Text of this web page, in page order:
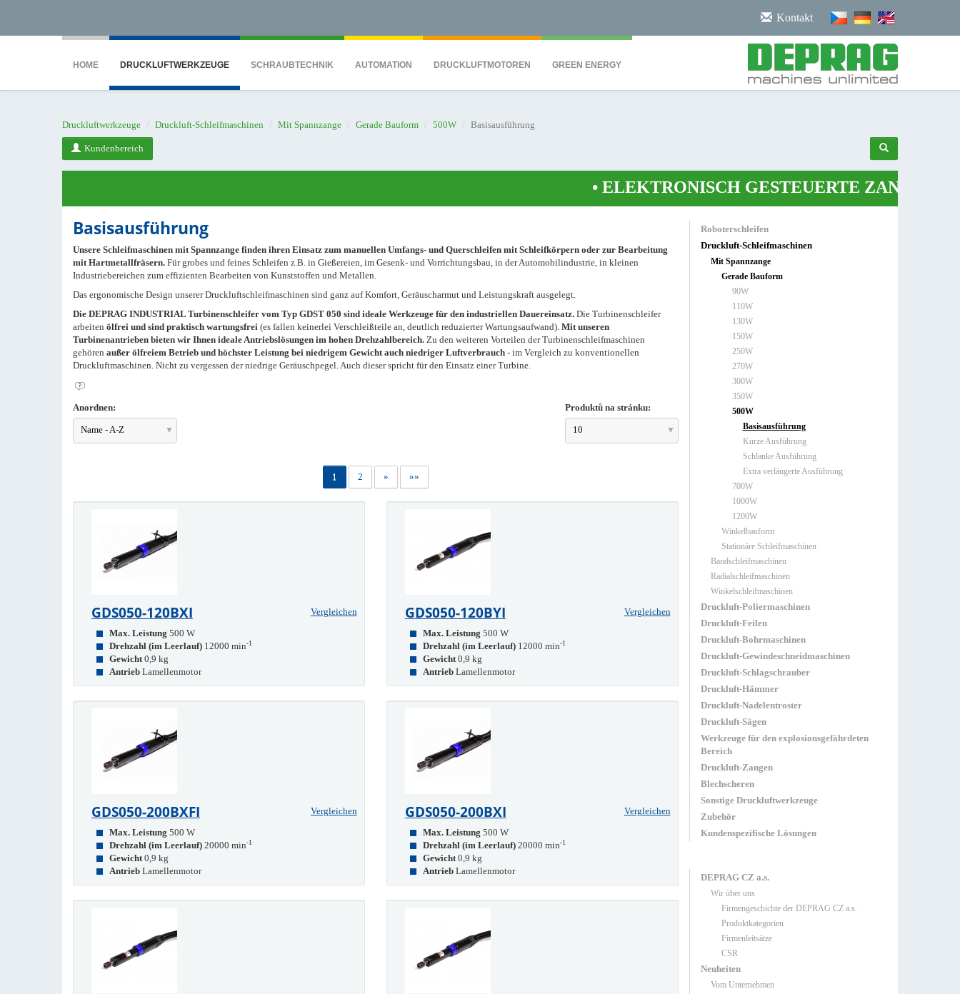
Kontakt
HOME DRUCKLUFTWERKZEUGE SCHRAUBTECHNIK AUTOMATION DRUCKLUFTMOTOREN GREEN ENERGY
Druckluftwerkzeuge Druckluft-Schleifmaschinen Mit Spannzange Gerade Bauform 500W Basisausführung
Kundenbereich
ELEKTRONISCH GESTEUERTE ZANGE•
Basisausführung
Unsere Schleifmaschinen mit Spannzange finden ihren Einsatz zum manuellen Umfangs- und Querschleifen mit Schleifkörpern oder zur Bearbeitung
mit Hartmetallfräsern. Für grobes und feines Schleifen z.B. in Gießereien, im Gesenk- und Vorrichtungsbau, in der Automobilindustrie, in kleinen
Industriebereichen zum effizienten Bearbeiten von Kunststoffen und Metallen.
Das ergonomische Design unserer Druckluftschleifmaschinen sind ganz auf Komfort, Geräuscharmut und Leistungskraft ausgelegt.
Die DEPRAG INDUSTRIAL Turbinenschleifer vom Typ GDST 050 sind ideale Werkzeuge für den industriellen Dauereinsatz. Die Turbinenschleifer
arbeiten ölfrei und sind praktisch wartungsfrei (es fallen keinerlei Verschleißteile an, deutlich reduzierter Wartungsaufwand). Mit unseren
Turbinenantrieben bieten wir Ihnen ideale Antriebslösungen im hohen Drehzahlbereich. Zu den weiteren Vorteilen der Turbinenschleifmaschinen
gehören außer ölfreiem Betrieb und höchster Leistung bei niedrigem Gewicht auch niedriger Luftverbrauch - im Vergleich zu konventionellen
Druckluftmaschinen. Nicht zu vergessen der niedrige Geräuschpegel. Auch dieser spricht für den Einsatz einer Turbine.
Anordnen:
Name - A-Z
Produktů na stránku:
10
1 2 » »»
GDS050-120BXI
Vergleichen
Max. Leistung 500 W
Drehzahl (im Leerlauf) 12000 min-1
Gewicht 0,9 kg
Antrieb Lamellenmotor
GDS050-120BYI
Vergleichen
Max. Leistung 500 W
Drehzahl (im Leerlauf) 12000 min-1
Gewicht 0,9 kg
Antrieb Lamellenmotor
GDS050-200BXFI
Vergleichen
Max. Leistung 500 W
Drehzahl (im Leerlauf) 20000 min-1
Gewicht 0,9 kg
Antrieb Lamellenmotor
GDS050-200BXI
Vergleichen
Max. Leistung 500 W
Drehzahl (im Leerlauf) 20000 min-1
Gewicht 0,9 kg
Antrieb Lamellenmotor
Roboterschleifen
Druckluft-Schleifmaschinen
Mit Spannzange
Gerade Bauform
90W
110W
130W
150W
250W
270W
300W
350W
500W
Basisausführung
Kurze Ausführung
Schlanke Ausführung
Extra verlängerte Ausführung
700W
1000W
1200W
Winkelbauform
Stationäre Schleifmaschinen
Bandschleifmaschinen
Radialschleifmaschinen
Winkelschleifmaschinen
Druckluft-Poliermaschinen
Druckluft-Feilen
Druckluft-Bohrmaschinen
Druckluft-Gewindeschneidmaschinen
Druckluft-Schlagschrauber
Druckluft-Hämmer
Druckluft-Nadelentroster
Druckluft-Sägen
Werkzeuge für den explosionsgefährdeten
Bereich
Druckluft-Zangen
Blechscheren
Sonstige Druckluftwerkzeuge
Zubehör
Kundenspezifische Lösungen
DEPRAG CZ a.s.
Wir über uns
Firmengeschichte der DEPRAG CZ a.s.
Produktkategorien
Firmenleitsätze
CSR
Neuheiten
Vom Unternehmen